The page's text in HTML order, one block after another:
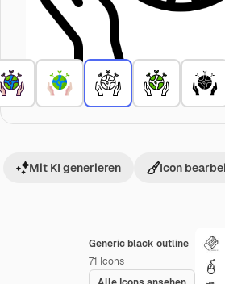
Generic black outline
71 Icons
Mit KI generieren Icon